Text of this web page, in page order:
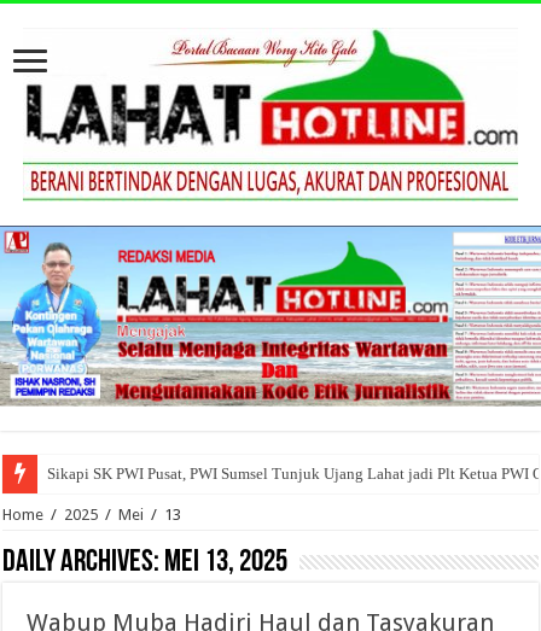
Sikapi SK PWI Pusat, PWI Sumsel Tunjuk Ujang Lahat jadi Plt Ketua PWI
Home / 2025 / Mei / 13
Daily Archives: Mei 13, 2025
Wabup Muba Hadiri Haul dan Tasyakuran